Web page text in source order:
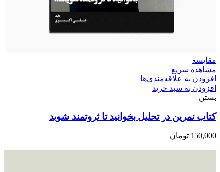
مقایسه
مشاهده سریع
افزودن به علاقه‌مندی‌ها
افزودن به سبد خرید
بستن
کتاب تمرین در تحلیل بخوانید تا ثروتمند شوید
150,000 تومان